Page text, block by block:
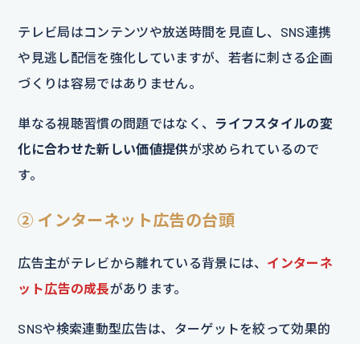
テレビ局はコンテンツや放送時間を見直し、SNS連携
や見逃し配信を強化していますが、若者に刺さる企画
づくりは容易ではありません。
単なる視聴習慣の問題ではなく、 ライフスタイルの変
化に合わせた新しい価値提供が求められているので
す。
② インターネット広告の台頭
広告主がテレビから離れている背景には、 インターネ
ット広告の成長があります。
SNSや検索連動型広告は、ターゲットを絞って効果的